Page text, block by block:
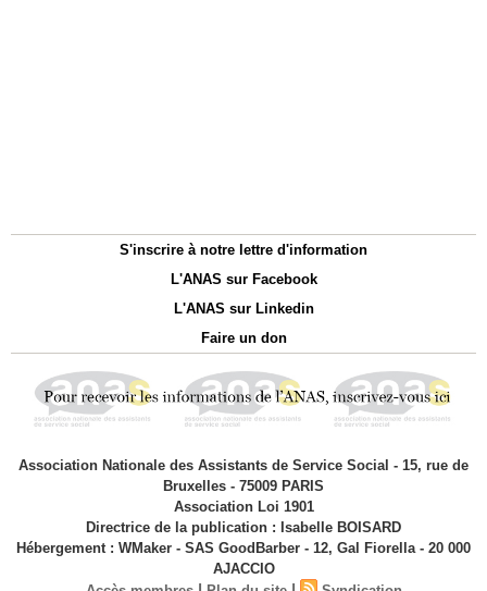
S'inscrire à notre lettre d'information
L'ANAS sur Facebook
L'ANAS sur Linkedin
Faire un don
Association Nationale des Assistants de Service Social - 15, rue de
Bruxelles - 75009 PARIS
Association Loi 1901
Directrice de la publication : Isabelle BOISARD
Hébergement : WMaker - SAS GoodBarber - 12, Gal Fiorella - 20 000
AJACCIO